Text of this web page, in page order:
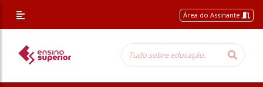
Área do Assinante